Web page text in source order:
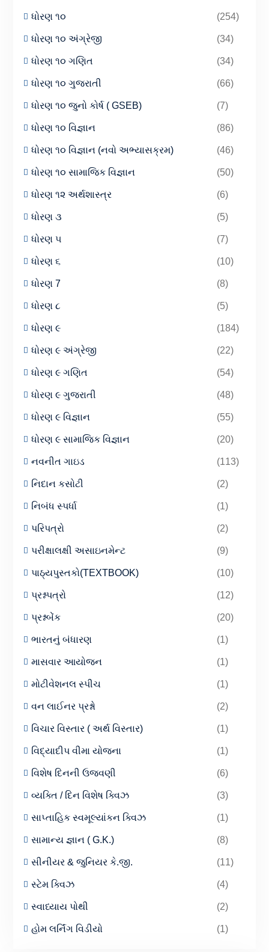
ધોરણ ૧૦ (254)
ધોરણ ૧૦ અંગ્રેજી (34)
ધોરણ ૧૦ ગણિત (34)
ધોરણ ૧૦ ગુજરાતી (66)
ધોરણ ૧૦ જુનો કોર્ષ ( GSEB) (7)
ધોરણ ૧૦ વિજ્ઞાન (86)
ધોરણ ૧૦ વિજ્ઞાન (નવો અભ્યાસક્રમ) (46)
ધોરણ ૧૦ સામાજિક વિજ્ઞાન (50)
ધોરણ ૧૨ અર્થશાસ્ત્ર (6)
ધોરણ ૩ (5)
ધોરણ ૫ (7)
ધોરણ ૬ (10)
ધોરણ 7 (8)
ધોરણ ૮ (5)
ધોરણ ૯ (184)
ધોરણ ૯ અંગ્રેજી (22)
ધોરણ ૯ ગણિત (54)
ધોરણ ૯ ગુજરાતી (48)
ધોરણ ૯ વિજ્ઞાન (55)
ધોરણ ૯ સામાજિક વિજ્ઞાન (20)
નવનીત ગાઇડ (113)
નિદાન કસોટી (2)
નિબંધ સ્પર્ધા (1)
પરિપત્રો (2)
પરીક્ષાલક્ષી અસાઇનમેન્ટ (9)
પાઠ્યપુસ્તકો(TEXTBOOK) (10)
પ્રશ્નપત્રો (12)
પ્રશ્નબેંક (20)
ભારતનું બંધારણ (1)
માસવાર આયોજન (1)
મોટીવેશનલ સ્પીચ (1)
વન લાઈનર પ્રશ્નો (2)
વિચાર વિસ્તાર ( અર્થ વિસ્તાર) (1)
વિદ્યાદીપ વીમા યોજના (1)
વિશેષ દિનની ઉજવણી (6)
વ્યક્તિ / દિન વિશેષ ક્વિઝ (3)
સાપ્તાહિક સ્વમૂલ્યાંકન ક્વિઝ (1)
સામાન્ય જ્ઞાન ( G.K.) (8)
સીનીયર & જુનિયર કે.જી. (11)
સ્ટેમ ક્વિઝ (4)
સ્વાધ્યાય પોથી (2)
હોમ લર્નિંગ વિડીયો (1)